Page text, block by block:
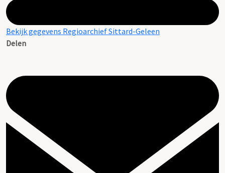
Bekijk gegevens Regioarchief Sittard-Geleen
Delen